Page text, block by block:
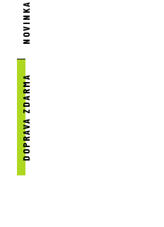
NOVINKA
DOPRAVA ZDARMA